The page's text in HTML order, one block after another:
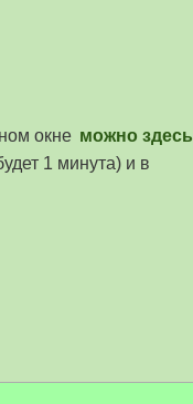
окне можно здесь
1 минута) и в